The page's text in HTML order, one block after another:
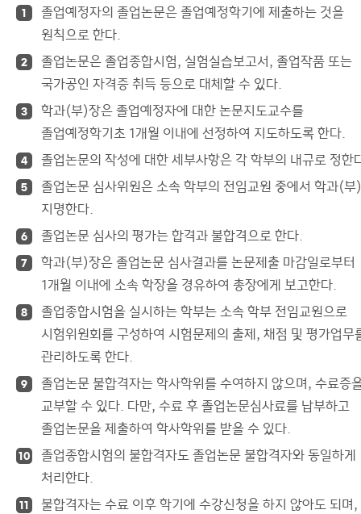
1
졸업예정자의 졸업논문은 졸업예정학기에 제출하는 것을
원칙으로 한다.
2
졸업논문은 졸업종합시험, 실험실습보고서, 졸업작품 또는
국가공인 자격증 취득 등으로 대체할 수 있다.
3
학과(부)장은 졸업예정자에 대한 논문지도교수를
졸업예정학기초 1개월 이내에 선정하여 지도하도록 한다.
4 졸업논문의 작성에 대한 세부사항은 각 학부의 내규로 정한
5
졸업논문 심사위원은 소속 학부의 전임교원 중에서 학과(
지명한다.
6 졸업논문 심사의 평가는 합격과 불합격으로 한다.
7
학과(부)장은 졸업논문 심사결과를 논문제출 마감일로부터
1개월 이내에 소속 학장을 경유하여 총장에게 보고한다.
8
졸업종합시험을 실시하는 학부는 소속 학부 전임교원으로
시험위원회를 구성하여 시험문제의 출제, 채점 및 평가업무
관리하도록 한다.
9
졸업논문 불합격자는 학사학위를 수여하지 않으며, 수료증
교부할 수 있다. 다만, 수료 후 졸업논문심사료를 납부하고
졸업논문을 제출하여 학사학위를 받을 수 있다.
10
졸업종합시험의 불합격자도 졸업논문 불합격자와 동일하게
처리한다.
11
불합격자는 수료 이후 학기에 수강신청을 하지 않아도 되며,